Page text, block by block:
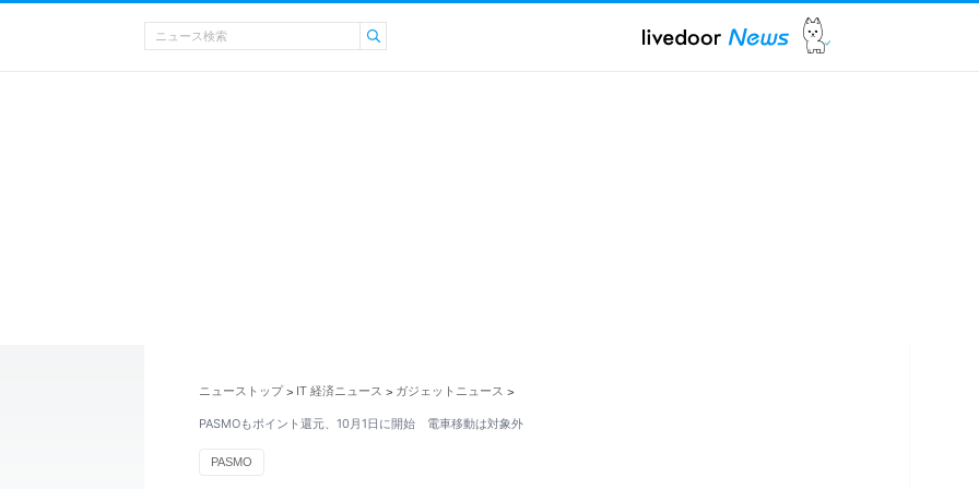
ニューストップ > IT 経済ニュース > ガジェットニュース >
PASMOもポイント還元、10月1日に開始 電車移動は対象外
PASMO